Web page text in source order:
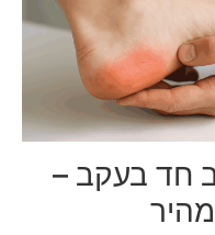
חד בעקב –